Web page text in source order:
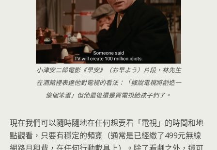
小津安二郎電影《早安》（お早よう）片段，林先生
在酒館裡表達他對電視的看法：「據說電視將創造一
億個笨蛋」但他最後還是買電視給孩子們了。
現在我們可以隨時隨地在任何想要看「電視」的時間和地
點觀看，只要有穩定的頻寬（通常是已經繳了499元無線